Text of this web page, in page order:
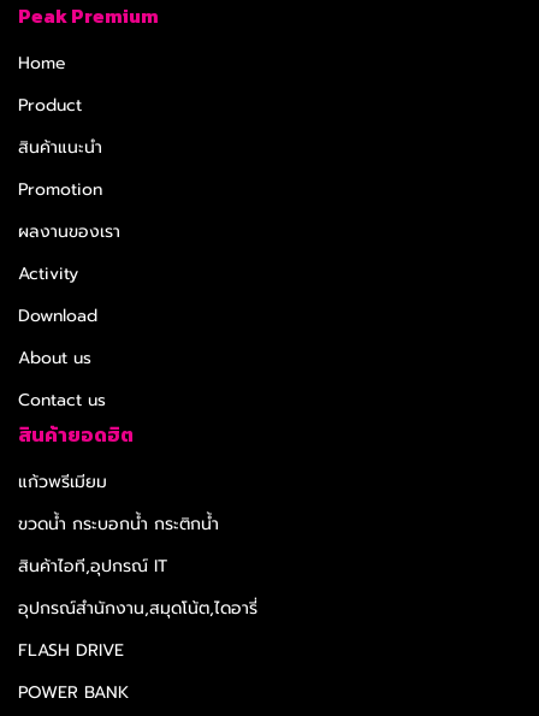
Peak Premium
Home
Product
สินค้าแนะนำ
Promotion
ผลงานของเรา
Activity
Download
About us
Contact us
สินค้ายอดฮิต
แก้วพรีเมียม
ขวดน้ำ กระบอกน้ำ กระติกน้ำ
สินค้าไอที,อุปกรณ์ IT
อุปกรณ์สำนักงาน,สมุดโน้ต,ไดอารี่
FLASH DRIVE
POWER BANK